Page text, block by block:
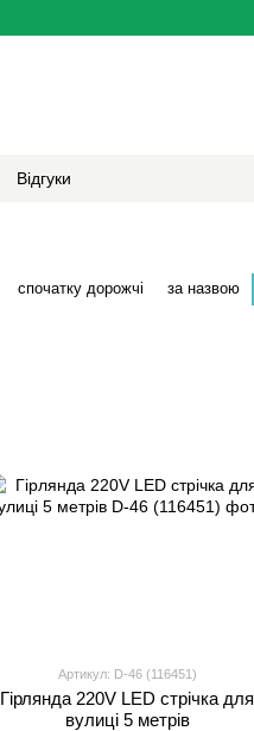
Відгуки
спочатку дорожчі за назвою
Артикул: D-46 (116451)
Гірлянда 220V LED стрічка для
вулиці 5 метрів